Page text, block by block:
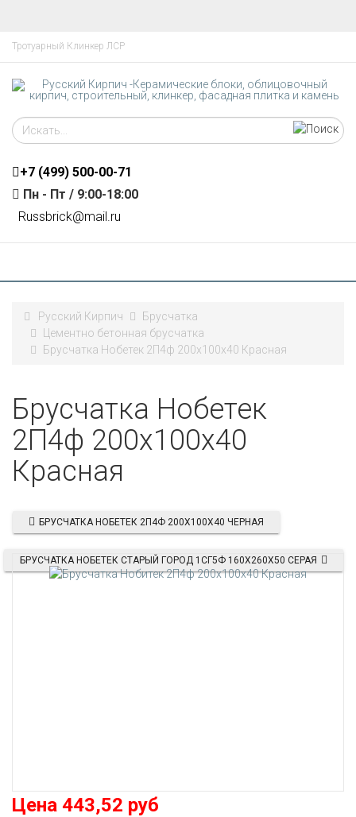
Тротуарный Клинкер ЛСР
+7 (499) 500-00-71
Пн - Пт / 9:00-18:00
Russbrick@mail.ru
Русский Кирпич
Брусчатка
Цементно бетонная брусчатка
Брусчатка Нобетек 2П4ф 200х100х40 Красная
Брусчатка Нобетек
2П4ф 200х100х40
Красная
БРУСЧАТКА НОБЕТЕК 2П4Ф 200Х100Х40 ЧЕРНАЯ
БРУСЧАТКА НОБЕТЕК СТАРЫЙ ГОРОД 1СГ5Ф 160X260X50 СЕРАЯ
Цена 443,52 руб